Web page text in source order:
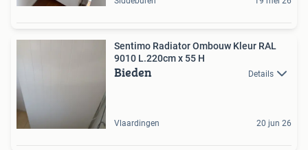
Sentimo Radiator Ombouw Kleur RAL
9010 L.220cm x 55 H
Bieden Details
Vlaardingen 20 jun 26